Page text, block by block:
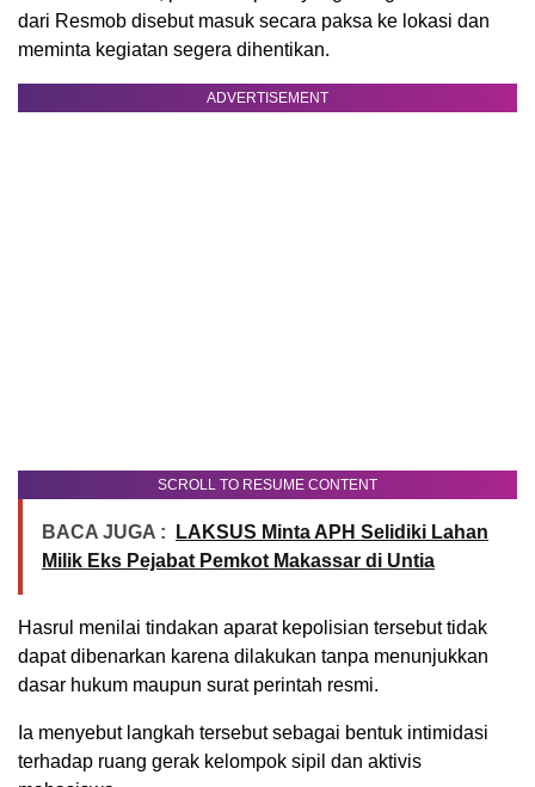
dari Resmob disebut masuk secara paksa ke lokasi dan
meminta kegiatan segera dihentikan.
ADVERTISEMENT
SCROLL TO RESUME CONTENT
BACA JUGA :
LAKSUS Minta APH Selidiki Lahan
Milik Eks Pejabat Pemkot Makassar di Untia
Hasrul menilai tindakan aparat kepolisian tersebut tidak
dapat dibenarkan karena dilakukan tanpa menunjukkan
dasar hukum maupun surat perintah resmi.
Ia menyebut langkah tersebut sebagai bentuk intimidasi
terhadap ruang gerak kelompok sipil dan aktivis